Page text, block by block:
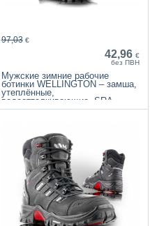
42,96 €
без ПВН
97,03 €
Мужские зимние рабочие
ботинки WELLINGTON – замша,
утеплённые,
водоотталкивающие, SRA
подошва